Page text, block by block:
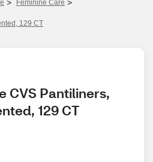
> Feminine Care >
129 CT
CVS Pantiliners,
129 CT